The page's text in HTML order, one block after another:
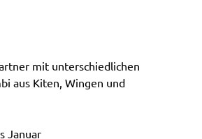
mit unterschiedlichen
aus Kiten, Wingen und
Januar